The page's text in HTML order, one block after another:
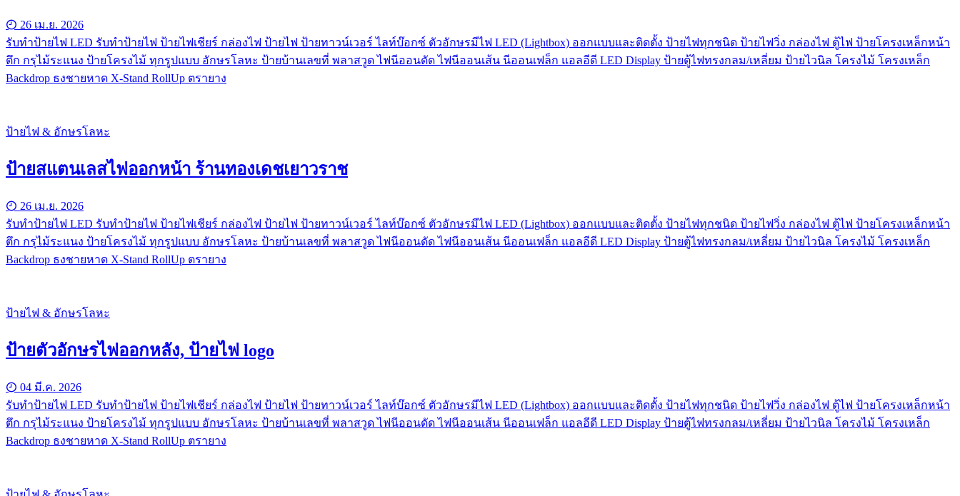
26 เม.ย. 2026
รับทําป้ายไฟ LED รับทำป้ายไฟ ป้ายไฟเชียร์ กล่องไฟ ป้ายไฟ ป้ายทาวน์เวอร์ ไลท์บ๊อกซ์ ตัวอักษรมีไฟ LED (Lightbox) ออกแบบและติดตั้ง ป้ายไฟทุกชนิด ป้ายไฟวิ่ง กล่องไฟ ตู้ไฟ ป้ายโครงเหล็กหน้า
ตึก กรุไม้ระแนง ป้ายโครงไม้ ทุกรูปแบบ อักษรโลหะ ป้ายบ้านเลขที่ พลาสวูด ไฟนีออนดัด ไฟนีออนเส้น นีออนเฟล็ก แอลอีดี LED Display ป้ายตู้ไฟทรงกลม/เหลี่ยม ป้ายไวนิล โครงไม้ โครงเหล็ก
Backdrop ธงชายหาด X-Stand RollUp ตรายาง
ป้ายไฟ & อักษรโลหะ
ป้ายสแตนเลสไฟออกหน้า ร้านทองเดชเยาวราช
26 เม.ย. 2026
รับทําป้ายไฟ LED รับทำป้ายไฟ ป้ายไฟเชียร์ กล่องไฟ ป้ายไฟ ป้ายทาวน์เวอร์ ไลท์บ๊อกซ์ ตัวอักษรมีไฟ LED (Lightbox) ออกแบบและติดตั้ง ป้ายไฟทุกชนิด ป้ายไฟวิ่ง กล่องไฟ ตู้ไฟ ป้ายโครงเหล็กหน้า
ตึก กรุไม้ระแนง ป้ายโครงไม้ ทุกรูปแบบ อักษรโลหะ ป้ายบ้านเลขที่ พลาสวูด ไฟนีออนดัด ไฟนีออนเส้น นีออนเฟล็ก แอลอีดี LED Display ป้ายตู้ไฟทรงกลม/เหลี่ยม ป้ายไวนิล โครงไม้ โครงเหล็ก
Backdrop ธงชายหาด X-Stand RollUp ตรายาง
ป้ายไฟ & อักษรโลหะ
ป้ายตัวอักษรไฟออกหลัง, ป้ายไฟ logo
04 มี.ค. 2026
รับทําป้ายไฟ LED รับทำป้ายไฟ ป้ายไฟเชียร์ กล่องไฟ ป้ายไฟ ป้ายทาวน์เวอร์ ไลท์บ๊อกซ์ ตัวอักษรมีไฟ LED (Lightbox) ออกแบบและติดตั้ง ป้ายไฟทุกชนิด ป้ายไฟวิ่ง กล่องไฟ ตู้ไฟ ป้ายโครงเหล็กหน้า
ตึก กรุไม้ระแนง ป้ายโครงไม้ ทุกรูปแบบ อักษรโลหะ ป้ายบ้านเลขที่ พลาสวูด ไฟนีออนดัด ไฟนีออนเส้น นีออนเฟล็ก แอลอีดี LED Display ป้ายตู้ไฟทรงกลม/เหลี่ยม ป้ายไวนิล โครงไม้ โครงเหล็ก
Backdrop ธงชายหาด X-Stand RollUp ตรายาง